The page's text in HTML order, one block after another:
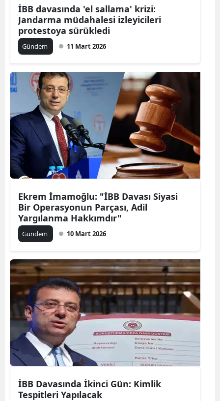
İBB davasında 'el sallama' krizi:
Jandarma müdahalesi izleyicileri
protestoya sürükledi
Gündem 11 Mart 2026
Ekrem İmamoğlu: "İBB Davası Siyasi
Bir Operasyonun Parçası, Adil
Yargılanma Hakkımdır"
Gündem 10 Mart 2026
İBB Davasında İkinci Gün: Kimlik
Tespitleri Yapılacak